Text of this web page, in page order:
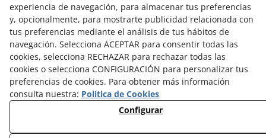
GUÍA DE COMPRA
Formas de pago
Formas de envío
Cambios y devoluciones
Guía de Tallas
© 08/2026 3Catorze - Todos los derechos reservados.
experiencia de navegación, para almacenar tus preferencias
y, opcionalmente, para mostrarte publicidad relacionada con
tus preferencias mediante el análisis de tus hábitos de
navegación. Selecciona ACEPTAR para consentir todas las
cookies, selecciona RECHAZAR para rechazar todas las
cookies o selecciona CONFIGURACIÓN para personalizar tus
preferencias de cookies. Para obtener más información
consulta nuestra: Política de Cookies
Configurar